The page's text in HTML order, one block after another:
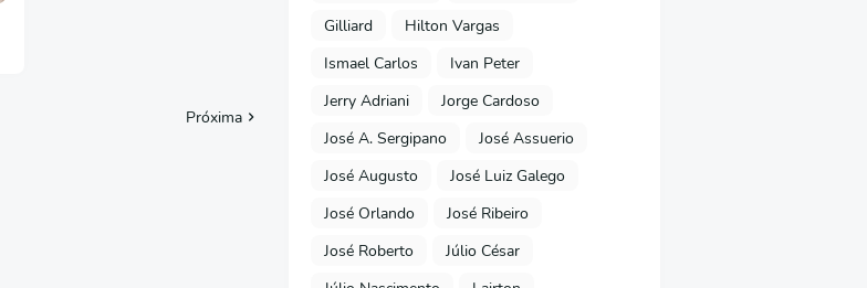
Próxima
Gilliard
Hilton Vargas
Ismael Carlos
Ivan Peter
Jerry Adriani
Jorge Cardoso
José A. Sergipano
José Assuerio
José Augusto
José Luiz Galego
José Orlando
José Ribeiro
José Roberto
Júlio César